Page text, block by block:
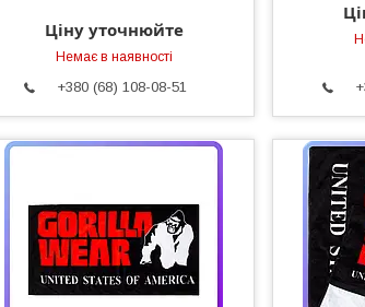
Ціну уточнюйте
Немає в наявності
+380 (68) 108-08-51